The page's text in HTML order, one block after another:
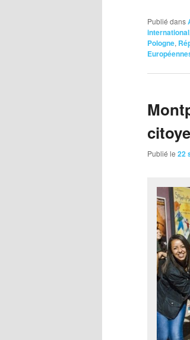
Publié dans
international
Pologne,
Publié le 22